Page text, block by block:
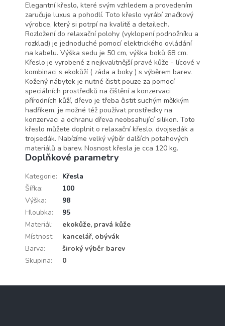
Elegantní křeslo, které svým vzhledem a provedením
zaručuje luxus a pohodlí. Toto křeslo vyrábí značkový
výrobce, který si potrpí na kvalitě a detailech.
Rozložení do relaxační polohy (vyklopení podnožníku a
rozklad) je jednoduché pomocí elektrického ovládání
na kabelu. Výška sedu je 50 cm, výška boků 68 cm.
Křeslo je vyrobené z nejkvalitnější pravé kůže - lícové v
kombinaci s ekokůží ( záda a boky ) s výběrem barev.
Kožený nábytek je nutné čistit pouze za pomocí
speciálních prostředků na čištění a konzervaci
přírodních kůží, dřevo je třeba čistit suchým měkkým
hadříkem, je možné též používat prostředky na
konzervaci a ochranu dřeva neobsahující silikon. Toto
křeslo můžete doplnit o relaxační křeslo, dvojsedák a
trojsedák. Nabízíme velký výběr dalších potahových
materiálů a barev. Nosnost křesla je cca 120 kg.
Doplňkové parametry
Kategorie:
Křesla
Šířka:
100
Výška:
98
Hloubka:
95
Materiál:
ekokůže, pravá kůže
Místnost:
kancelář, obývák
Barva:
široký výběr barev
Skupina: 0